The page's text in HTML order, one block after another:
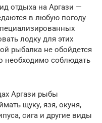
отдыха на Аргази —
в любую погоду
лодку для этих
рыбалка не обойдется
необходимо соблюдать
Аргази рыбы
щуку, язя, окуня,
сига и другие виды